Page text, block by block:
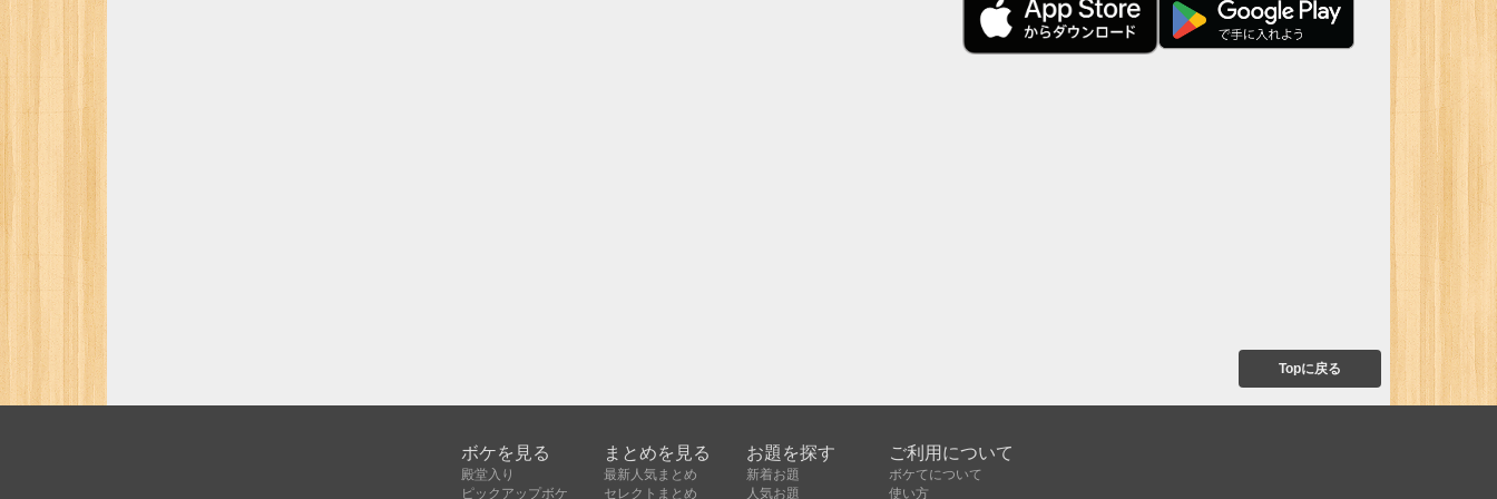
Topに戻る
ボケを見る
殿堂入り
ピックアップボケ
まとめを見る
最新人気まとめ
セレクトまとめ
お題を探す
新着お題
人気お題
ご利用について
ボケてについて
使い方